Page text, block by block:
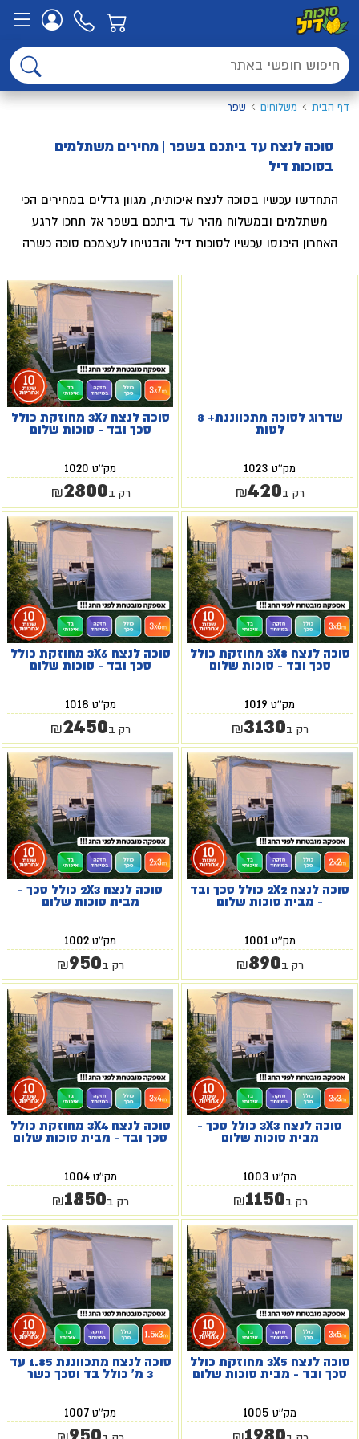
דף הבית משלוחים שפר
סוכה לנצח עד ביתכם בשפר | מחירים משתלמים
בסוכות דיל
התחדשו עכשיו בסוכה לנצח איכותית, מגוון גדלים במחירים הכי
משתלמים ובמשלוח מהיר עד ביתכם בשפר אל תחכו לרגע
האחרון היכנסו עכשיו לסוכות דיל והבטיחו לעצמכם סוכה כשרה
שדרוג לסוכה מתכווננת+ 8
לטות
מק''ט 1023
רק ב ₪420
סוכה לנצח 3X7 מחוזקת כולל
סכך ובד - סוכות שלום
מק''ט 1020
רק ב ₪2800
סוכה לנצח 3X8 מחוזקת כולל
סכך ובד - סוכות שלום
מק''ט 1019
רק ב ₪3130
סוכה לנצח 3X6 מחוזקת כולל
סכך ובד - סוכות שלום
מק''ט 1018
רק ב ₪2450
סוכה לנצח 2X2 כולל סכך ובד
- מבית סוכות שלום
מק''ט 1001
רק ב ₪890
סוכה לנצח 2X3 כולל סכך -
מבית סוכות שלום
מק''ט 1002
רק ב ₪950
סוכה לנצח 3X3 כולל סכך -
מבית סוכות שלום
מק''ט 1003
רק ב ₪1150
סוכה לנצח 3X4 מחוזקת כולל
סכך ובד - מבית סוכות שלום
מק''ט1004
רק ב ₪1850
סוכה לנצח 3X5 מחוזקת כולל
סכך ובד - מבית סוכות שלום
מק''ט 1005
1980
סוכה לנצח מתכווננת 1.85 עד
3 מ' כולל בד וסכך כשר
מק''ט 1007
950